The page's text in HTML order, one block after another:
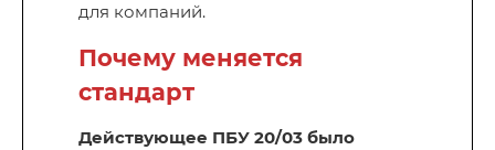
для компаний.
Почему меняется
стандарт
Действующее ПБУ 20/03 было